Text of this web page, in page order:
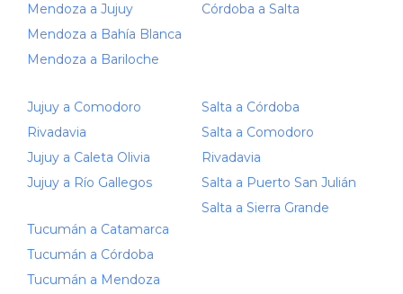
Mendoza a Jujuy
Mendoza a Bahía Blanca
Mendoza a Bariloche
Córdoba a Salta
Jujuy a Comodoro
Rivadavia
Jujuy a Caleta Olivia
Jujuy a Río Gallegos
Tucumán a Catamarca
Tucumán a Córdoba
Tucumán a Mendoza
Salta a Córdoba
Salta a Comodoro
Rivadavia
Salta a Puerto San Julián
Salta a Sierra Grande